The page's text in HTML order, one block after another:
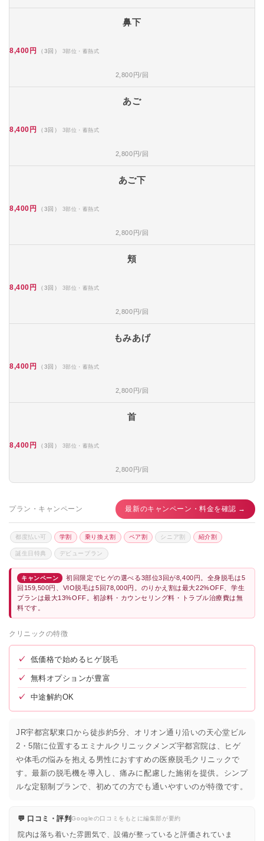
鼻下
8,400円 （3回） 3部位・蓄熱式
2,800円/回
あご
8,400円 （3回） 3部位・蓄熱式
2,800円/回
あご下
8,400円 （3回） 3部位・蓄熱式
2,800円/回
頬
8,400円 （3回） 3部位・蓄熱式
2,800円/回
もみあげ
8,400円 （3回） 3部位・蓄熱式
2,800円/回
首
8,400円 （3回） 3部位・蓄熱式
2,800円/回
プラン・キャンペーン 最新のキャンペーン・料金を確認 →
都度払い可 学割 乗り換え割 ペア割 シニア割 紹介割
誕生日特典 デビュープラン
キャンペーン
初回限定でヒゲの選べる3部位3回が8,400円。全身脱毛は5
回159,500円、VIO脱毛は5回78,000円。のりかえ割は最大22%OFF、学生
プランは最大13%OFF。初診料・カウンセリング料・トラブル治療費は無
料です。
クリニックの特徴
✓ 低価格で始めるヒゲ脱毛
✓ 無料オプションが豊富
✓ 中途解約OK
JR宇都宮駅東口から徒歩約5分、オリオン通り沿いの天心堂ビル
2・5階に位置するエミナルクリニックメンズ宇都宮院は、ヒゲ
や体毛の悩みを抱える男性におすすめの医療脱毛クリニックで
す。最新の脱毛機を導入し、痛みに配慮した施術を提供。シンプ
ルな定額制プランで、初めての方でも通いやすいのが特徴です。
💬 口コミ・評判Googleの口コミをもとに編集部が要約
院内は落ち着いた雰囲気で、設備が整っていると評価されていま